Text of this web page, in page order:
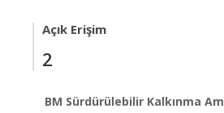
Açık Erişim
2
BM Sürdürülebilir Kalkınma